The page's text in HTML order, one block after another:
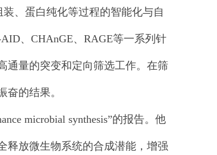
、蛋白纯化等过程的智能化与自
、CHAnGE、RAGE等一系列针
通量的突变和定向筛选工作。在筛
的结果。
microbial synthesis”的报告。他
释放微生物系统的合成潜能，增强